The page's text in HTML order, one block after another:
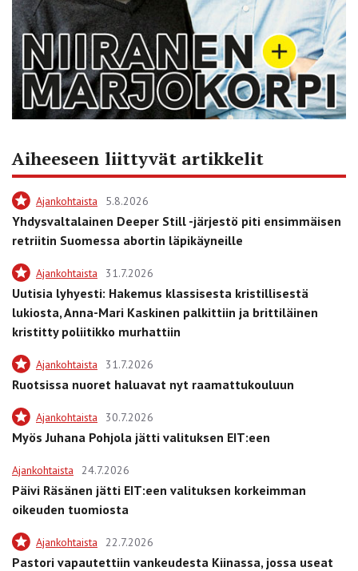
Aiheeseen liittyvät artikkelit
Ajankohtaista 5.8.2026
Yhdysvaltalainen Deeper Still -järjestö piti ensimmäisen
retriitin Suomessa abortin läpikäyneille
Ajankohtaista 31.7.2026
Uutisia lyhyesti: Hakemus klassisesta kristillisestä
lukiosta, Anna-Mari Kaskinen palkittiin ja brittiläinen
kristitty poliitikko murhattiin
Ajankohtaista 31.7.2026
Ruotsissa nuoret haluavat nyt raamattukouluun
Ajankohtaista 30.7.2026
Myös Juhana Pohjola jätti valituksen EIT:een
Ajankohtaista 24.7.2026
Päivi Räsänen jätti EIT:een valituksen korkeimman
oikeuden tuomiosta
Ajankohtaista 22.7.2026
Pastori vapautettiin vankeudesta Kiinassa, jossa useat